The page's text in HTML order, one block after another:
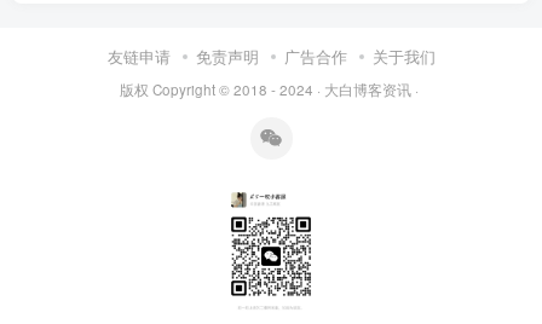
友链申请 免责声明 广告合作 关于我们
版权 Copyright © 2018 - 2024 · 大白博客资讯 ·